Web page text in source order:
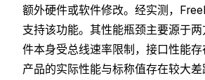
额外硬件或软件修改。经实测，
支持该功能。其性能瓶颈主要源于
件本身受总线速率限制，接口性能
产品的实际性能与标称值存在较大